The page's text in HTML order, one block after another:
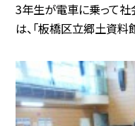
3年生が電車に乗って社
は、「板橋区立郷土資料